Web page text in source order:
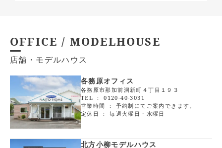
OFFICE / MODELHOUSE
店舗・モデルハウス
各務原オフィス
各務原市那加前洞新町４丁目１９３
TEL ：0120-40-3031
営業時間 ： 予約制にてご案内できます。
定休日 ： 毎週火曜日・水曜日
北方小柳モデルハウス